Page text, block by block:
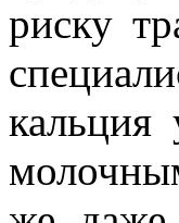
риску
кальция